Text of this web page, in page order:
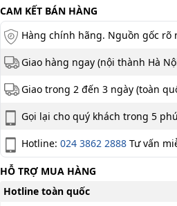
CAM KẾT BÁN HÀNG
Hàng chính hãng. Nguồn gốc rõ
Giao hàng ngay (nội thành Hà
Giao trong 2 đến 3 ngày (toàn
Gọi lại cho quý khách trong 5
Hotline: 024 3862 2888 Tư vấn
HỖ TRỢ MUA HÀNG
Hotline toàn quốc